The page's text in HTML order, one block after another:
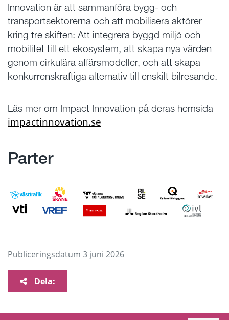
Innovation är att sammanföra bygg- och
transportsektorerna och att mobilisera aktörer
kring tre skiften: Att integrera byggd miljö och
mobilitet till ett ekosystem, att skapa nya värden
genom cirkulära affärsmodeller, och att skapa
konkurrenskraftiga alternativ till enskilt bilresande.
Läs mer om Impact Innovation på deras hemsida
impactinnovation.se
Parter
Publiceringsdatum 3 juni 2026
Dela: